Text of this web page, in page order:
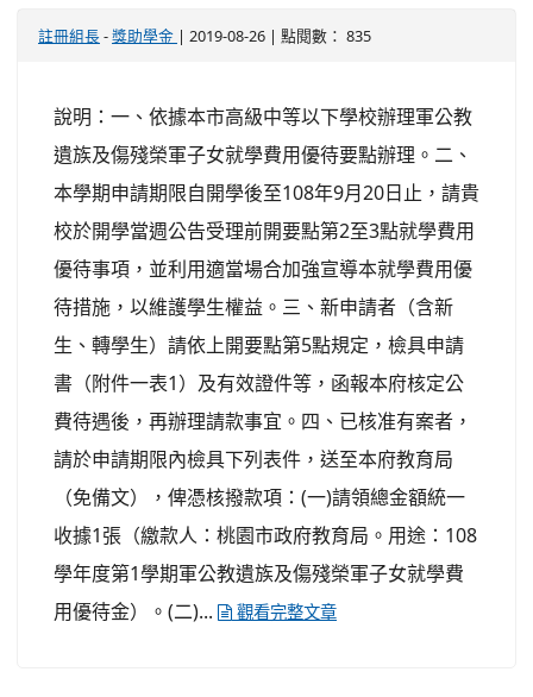
註冊組長 - 獎助學金 | 2019-08-26 | 點閱數： 835
說明：一、依據本市高級中等以下學校辦理軍公教
遺族及傷殘榮軍子女就學費用優待要點辦理。二、
本學期申請期限自開學後至108年9月20日止，請貴
校於開學當週公告受理前開要點第2至3點就學費用
優待事項，並利用適當場合加強宣導本就學費用優
待措施，以維護學生權益。三、新申請者（含新
生、轉學生）請依上開要點第5點規定，檢具申請
書（附件一表1）及有效證件等，函報本府核定公
費待遇後，再辦理請款事宜。四、已核准有案者，
請於申請期限內檢具下列表件，送至本府教育局
（免備文），俾憑核撥款項：(一)請領總金額統一
收據1張（繳款人：桃園市政府教育局。用途：108
學年度第1學期軍公教遺族及傷殘榮軍子女就學費
用優待金）。(二)...
觀看完整文章